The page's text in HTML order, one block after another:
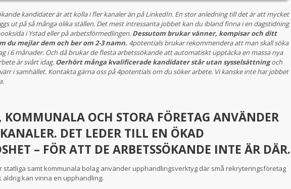
kandidater är att kolla i fler kanaler än på LinkedIn. En stor anledning till det är att mycket
ut på så många olika ställen. Det mest intressanta jobbet kan du ibland finna i en dagstidning
i Ystad eller på arbetsförmedlingen. Dessutom brukar vänner, kompisar och ditt
du mejlar dem och ber om 2-3 namn. 4potentials brukar rekommendera att man skall söka
i 6 månader. Och då brukar de flesta arbetssökande att automatiskt upptäcka en massa nya
är svårt idag. Oerhört många kvalificerade kandidater står utan sysselsättningoch
i samhället. Kontakta gärna oss på 4potentials om du söker arbete. Vi kanske inte har jobbet
KOMMUNALA OCH STORA FÖRETAG ANVÄNDER
DET LEDER TILL EN ÖKAD
– FÖR ATT DE ARBETSSÖKANDE INTE ÄR DÄR.
statliga samt kommunala bolag använder upphandlingsverktyg där små rekryteringsföretag
kan vinna en upphandling.